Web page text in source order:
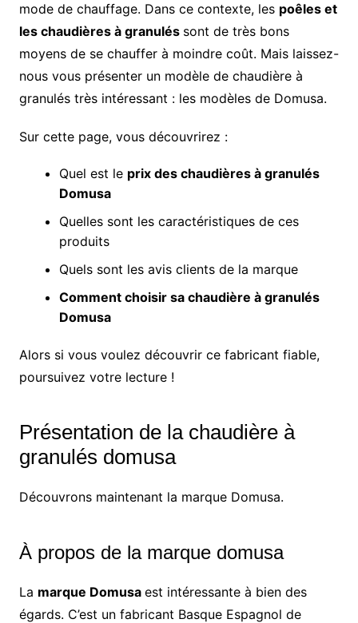
mode de chauffage. Dans ce contexte, les poêles et
les chaudières à granulés sont de très bons
moyens de se chauffer à moindre coût. Mais laissez-
nous vous présenter un modèle de chaudière à
granulés très intéressant : les modèles de Domusa.
Sur cette page, vous découvrirez :
Quel est le prix des chaudières à granulés
Domusa
Quelles sont les caractéristiques de ces
produits
Quels sont les avis clients de la marque
Comment choisir sa chaudière à granulés
Domusa
Alors si vous voulez découvrir ce fabricant fiable,
poursuivez votre lecture !
Présentation de la chaudière à
granulés domusa
Découvrons maintenant la marque Domusa.
À propos de la marque domusa
La marque Domusa est intéressante à bien des
égards. C’est un fabricant Basque Espagnol de